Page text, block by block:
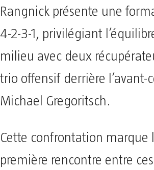
Rangnick présente une
4-2-3-1, privilégiant
milieu avec deux
trio offensif derrière l’avant-
Michael Gregoritsch.
Cette confrontation marque
première rencontre entre